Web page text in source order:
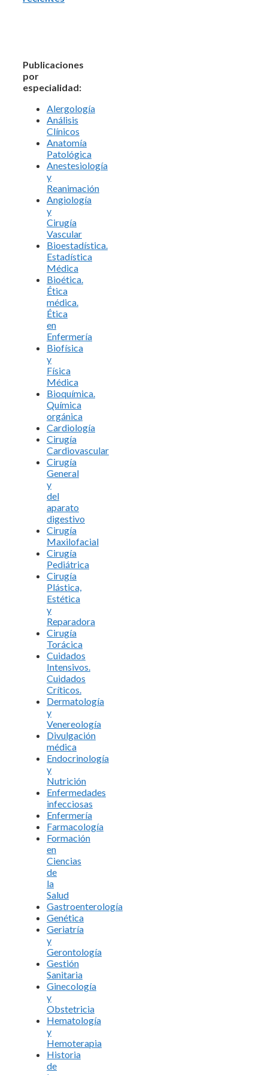
Publicaciones
por
especialidad:
Alergología
Análisis
Clínicos
Anatomía
Patológica
Anestesiología
y
Reanimación
Angiología
y
Cirugía
Vascular
Bioestadística.
Estadística
Médica
Bioética.
Ética
médica.
Ética
en
Enfermería
Biofísica
y
Física
Médica
Bioquímica.
Química
orgánica
Cardiología
Cirugía
Cardiovascular
Cirugía
General
y
del
aparato
digestivo
Cirugía
Maxilofacial
Cirugía
Pediátrica
Cirugía
Plástica,
Estética
y
Reparadora
Cirugía
Torácica
Cuidados
Intensivos.
Cuidados
Críticos.
Dermatología
y
Venereología
Divulgación
médica
Endocrinología
y
Nutrición
Enfermedades
infecciosas
Enfermería
Farmacología
Formación
en
Ciencias
de
la
Salud
Gastroenterología
Genética
Geriatría
y
Gerontología
Gestión
Sanitaria
Ginecología
y
Obstetricia
Hematología
y
Hemoterapia
Historia
de